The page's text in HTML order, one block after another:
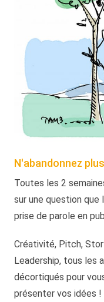
N'abandonnez
Toutes les 2
sur une question
prise de parole en
Créativité, Pitch,
Leadership, tous les
décortiqués pour
présenter vos idées !